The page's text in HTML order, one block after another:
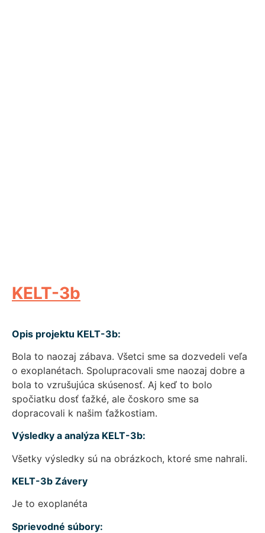
KELT-3b
Opis projektu KELT-3b:
Bola to naozaj zábava. Všetci sme sa dozvedeli veľa
o exoplanétach. Spolupracovali sme naozaj dobre a
bola to vzrušujúca skúsenosť. Aj keď to bolo
spočiatku dosť ťažké, ale čoskoro sme sa
dopracovali k našim ťažkostiam.
Výsledky a analýza KELT-3b:
Všetky výsledky sú na obrázkoch, ktoré sme nahrali.
KELT-3b Závery
Je to exoplanéta
Sprievodné súbory: